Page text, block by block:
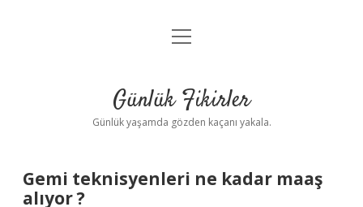
Anasayfa
Yasal Uyarı
menüyü
Günlük Fikirler
Günlük yaşamda gözden kaçanı yakala.
Gemi teknisyenleri ne kadar maaş
alıyor ?